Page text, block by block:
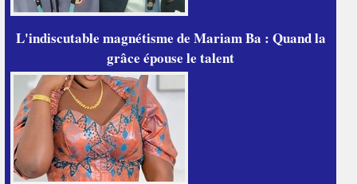
L'indiscutable magnétisme de Mariam Ba : Quand la
grâce épouse le talent